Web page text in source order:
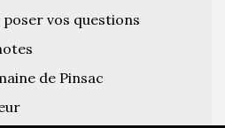
vos questions
de Pinsac